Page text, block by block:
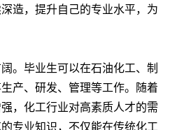
造，提升自己的专业水平，为
。毕业生可以在石油化工、制
产、研发、管理等工作。随着
，化工行业对高素质人才的需
专业知识，不仅能在传统化工